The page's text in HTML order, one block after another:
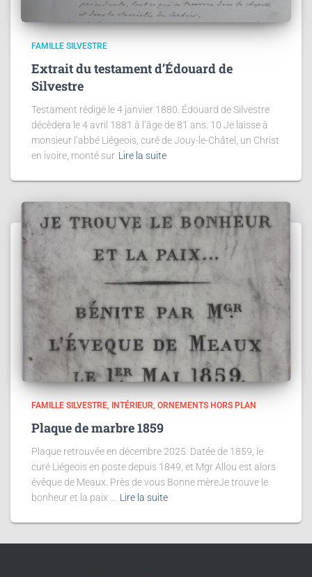
FAMILLE SILVESTRE
Extrait du testament d’Édouard de
Silvestre
Testament rédigé le 4 janvier 1880. Édouard de Silvestre
décèdera le 4 avril 1881 à l’âge de 81 ans. 10 Je laisse à
monsieur l’abbé Liégeois, curé de Jouy-le-Châtel, un Christ
en ivoire, monté sur Lire la suite
FAMILLE SILVESTRE INTÉRIEUR ORNEMENTS HORS PLAN
Plaque de marbre 1859
Plaque retrouvée en décembre 2025. Datée de 1859, le
curé Liégeois en poste depuis 1849, et Mgr Allou est alors
évêque de Meaux. Près de vous Bonne mèreJe trouve le
bonheur et la paix … Lire la suite